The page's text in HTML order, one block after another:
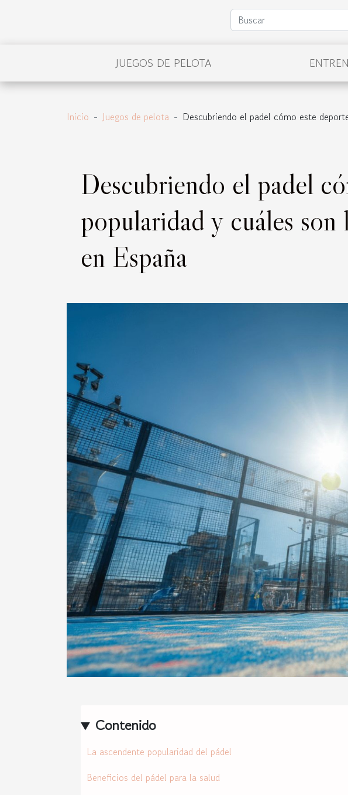
JUEGOS DE PELOTA
Inicio Juegos de pelota Descubriendo el padel cómo este
Descubriendo el padel
popularidad y cuáles son
en España
Contenido
La ascendente popularidad del pádel
Beneficios del pádel para la salud